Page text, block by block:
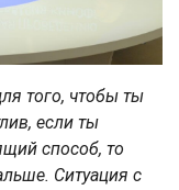
того, чтобы ты
если ты
способ, то
Ситуация с